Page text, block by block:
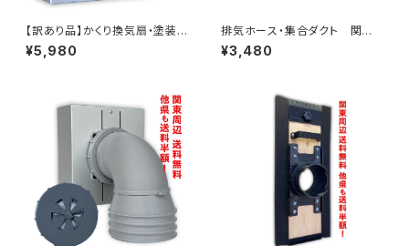
【訳あり品】かくり換気扇・塗装ブ
ース【タミヤ塗装ブース】関東周
辺なら送料無料！他県も半額！
¥5,980
排気ホース・集合ダクト 関東
周辺なら送料無料 他県でも半
額!
¥3,480